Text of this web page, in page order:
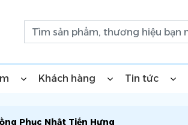
Khách hàng Tin tức
Phục Nhật Tiến Hưng